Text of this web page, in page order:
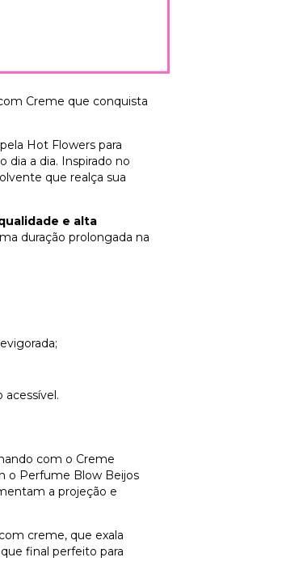
Creme que conquista
Hot Flowers para
dia a dia. Inspirado no
que realça sua
e alta
duração prolongada na
com o Creme
o Perfume Blow Beijos
a projeção e
creme, que exala
final perfeito para